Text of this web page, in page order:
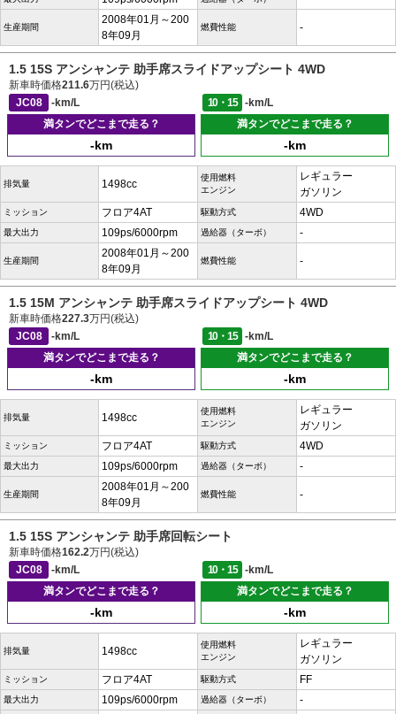
生産期間
2008年01月～200
8年09月
燃費性能 -
1.5 15S アンシャンテ 助手席スライドアップシート 4WD
新車時価格211.6万円(税込)
JC08
-km/L 10・15
-km/L
満タンでどこまで走る？
-km
満タンでどこまで走る？
-km
排気量 1498cc
使用燃料
エンジン
レギュラー
ガソリン
ミッション フロア4AT 駆動方式 4WD
最大出力 109ps/6000rpm 過給器（ターボ） -
生産期間
2008年01月～200
8年09月
燃費性能 -
1.5 15M アンシャンテ 助手席スライドアップシート 4WD
新車時価格227.3万円(税込)
JC08
-km/L 10・15
-km/L
満タンでどこまで走る？
-km
満タンでどこまで走る？
-km
排気量 1498cc
使用燃料
エンジン
レギュラー
ガソリン
ミッション フロア4AT 駆動方式 4WD
最大出力 109ps/6000rpm 過給器（ターボ） -
生産期間
2008年01月～200
8年09月
燃費性能 -
1.5 15S アンシャンテ 助手席回転シート
新車時価格162.2万円(税込)
JC08
-km/L 10・15
-km/L
満タンでどこまで走る？
-km
満タンでどこまで走る？
-km
排気量 1498cc
使用燃料
エンジン
レギュラー
ガソリン
ミッション フロア4AT 駆動方式 FF
最大出力 109ps/6000rpm 過給器（ターボ） -